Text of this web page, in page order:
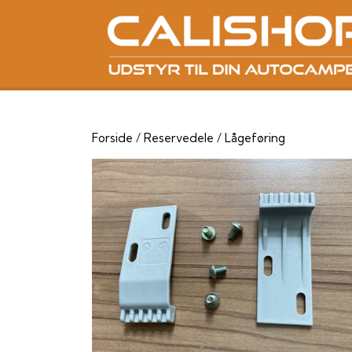
Forside Reservedele Lågeføring